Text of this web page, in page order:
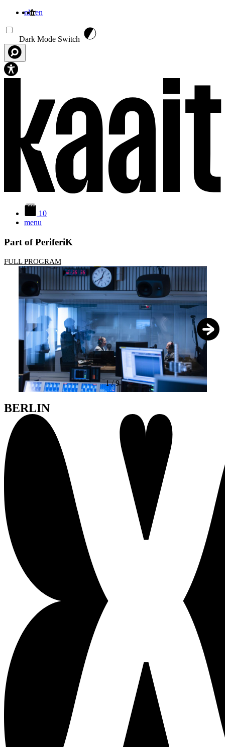
nlfren
Dark Mode Switch
10
menu
Part of PeriferiK
FULL PROGRAM
1/9
BERLIN